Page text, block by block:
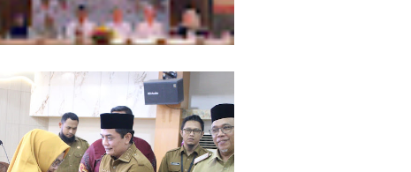
GOKATAN Diperpanjang